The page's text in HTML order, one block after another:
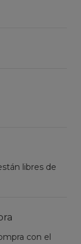
libres de
con el